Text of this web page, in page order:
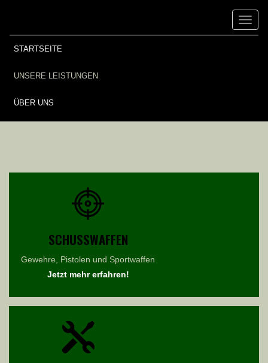
STARTSEITE
UNSERE LEISTUNGEN
ÜBER UNS
SCHUSSWAFFEN
Gewehre, Pistolen und Sportwaffen
Jetzt mehr erfahren!